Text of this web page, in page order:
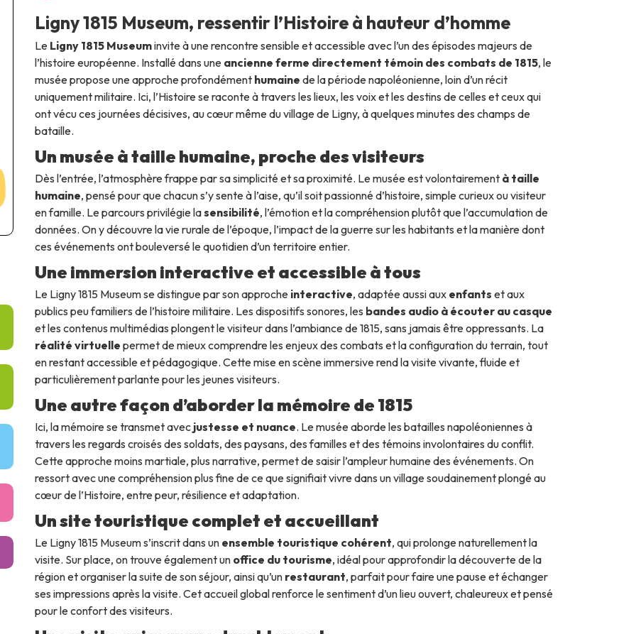
Ligny 1815 Museum, ressentir l’Histoire à hauteur d’homme
Le Ligny 1815 Museuminvite à une rencontre sensible et accessible avec l’un des épisodes majeurs de
l’histoire européenne. Installé dans une ancienne ferme directement témoin des combats de 1815, le
musée propose une approche profondément humaine de la période napoléonienne, loin d’un récit
uniquement militaire. Ici, l’Histoire se raconte à travers les lieux, les voix et les destins de celles et ceux qui
ont vécu ces journées décisives, au cœur même du village de Ligny, à quelques minutes des champs de
bataille.
Un musée à taille humaine, proche des visiteurs
Dès l’entrée, l’atmosphère frappe par sa simplicité et sa proximité. Le musée est volontairement à taille
humaine, pensé pour que chacun s’y sente à l’aise, qu’il soit passionné d’histoire, simple curieux ou visiteur
en famille. Le parcours privilégie lasensibilité, l’émotion et la compréhension plutôt que l’accumulation de
données. On y découvre la vie rurale de l’époque, l’impact de la guerre sur les habitants et la manière dont
ces événements ont bouleversé le quotidien d’un territoire entier.
Une immersion interactive et accessible à tous
Le Ligny 1815 Museum se distingue par son approche interactive, adaptée aussi aux enfants et aux
publics peu familiers de l’histoire militaire. Les dispositifs sonores, les bandes audio à écouter au casque
et les contenus multimédias plongent le visiteur dans l’ambiance de 1815, sans jamais être oppressants. La
réalité virtuelle permet de mieux comprendre les enjeux des combats et la configuration du terrain, tout
en restant accessible et pédagogique. Cette mise en scène immersive rend la visite vivante, fluide et
particulièrement parlante pour les jeunes visiteurs.
Une autre façon d’aborder la mémoire de 1815
Ici, la mémoire se transmet avec justesse et nuance. Le musée aborde les batailles napoléoniennes à
travers les regards croisés des soldats, des paysans, des familles et des témoins involontaires du conflit.
Cette approche moins martiale, plus narrative, permet de saisir l’ampleur humaine des événements. On
ressort avec une compréhension plus fine de ce que signifiait vivre dans un village soudainement plongé au
cœur de l’Histoire, entre peur, résilience et adaptation.
Un site touristique complet et accueillant
Le Ligny 1815 Museum s’inscrit dans un ensemble touristique cohérent, qui prolonge naturellement la
visite. Sur place, on trouve également un office du tourisme, idéal pour approfondir la découverte de la
région et organiser la suite de son séjour, ainsi qu’un restaurant, parfait pour faire une pause et échanger
ses impressions après la visite. Cet accueil global renforce le sentiment d’un lieu ouvert, chaleureux et pensé
pour le confort des visiteurs.